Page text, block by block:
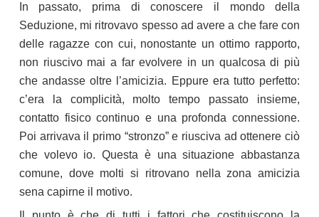
In passato, prima di conoscere il mondo della
Seduzione, mi ritrovavo spesso ad avere a che fare con
delle ragazze con cui, nonostante un ottimo rapporto,
non riuscivo mai a far evolvere in un qualcosa di più
che andasse oltre l’amicizia. Eppure era tutto perfetto:
c’era la complicità, molto tempo passato insieme,
contatto fisico continuo e una profonda connessione.
Poi arrivava il primo “stronzo” e riusciva ad ottenere ciò
che volevo io. Questa è una situazione abbastanza
comune, dove molti si ritrovano nella zona amicizia
sena capirne il motivo.